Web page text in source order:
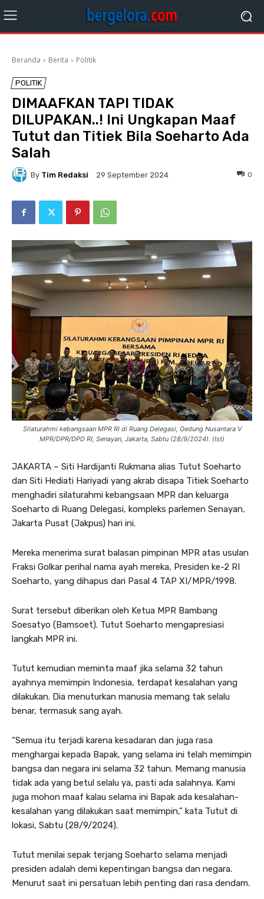
Beranda Berita Politik
POLITIK
DIMAAFKAN TAPI TIDAK
DILUPAKAN..! Ini Ungkapan Maaf
Tutut dan Titiek Bila Soeharto Ada
Salah
By Tim Redaksi 29 September 2024 0
Silaturahmi kebangsaan MPR RI di Ruang Delegasi, Gedung Nusantara V
MPR/DPR/DPD RI, Senayan, Jakarta, Sabtu (28/9/2024). (Ist)
JAKARTA – Siti Hardijanti Rukmana alias Tutut Soeharto
dan Siti Hediati Hariyadi yang akrab disapa Titiek Soeharto
menghadiri silaturahmi kebangsaan MPR dan keluarga
Soeharto di Ruang Delegasi, kompleks parlemen Senayan,
Jakarta Pusat (Jakpus) hari ini.
Mereka menerima surat balasan pimpinan MPR atas usulan
Fraksi Golkar perihal nama ayah mereka, Presiden ke-2 RI
Soeharto, yang dihapus dari Pasal 4 TAP XI/MPR/1998.
Surat tersebut diberikan oleh Ketua MPR Bambang
Soesatyo (Bamsoet). Tutut Soeharto mengapresiasi
langkah MPR ini.
Tutut kemudian meminta maaf jika selama 32 tahun
ayahnya memimpin Indonesia, terdapat kesalahan yang
dilakukan. Dia menuturkan manusia memang tak selalu
benar, termasuk sang ayah.
“Semua itu terjadi karena kesadaran dan juga rasa
menghargai kepada Bapak, yang selama ini telah memimpin
bangsa dan negara ini selama 32 tahun. Memang manusia
tidak ada yang betul selalu ya, pasti ada salahnya. Kami
juga mohon maaf kalau selama ini Bapak ada kesalahan-
kesalahan yang dilakukan saat memimpin,” kata Tutut di
lokasi, Sabtu (28/9/2024).
Tutut menilai sepak terjang Soeharto selama menjadi
presiden adalah demi kepentingan bangsa dan negara.
Menurut saat ini persatuan lebih penting dari rasa dendam.